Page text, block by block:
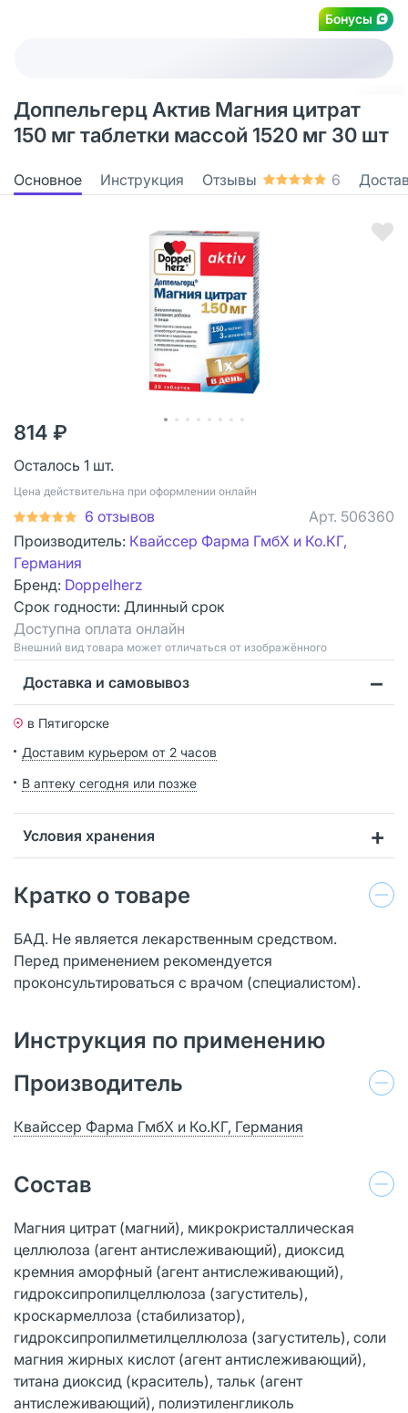
Бонусы
Доппельгерц Актив Магния цитрат
150 мг таблетки массой 1520 мг 30 шт
Основное Инструкция Отзывы 6
814 ₽
Осталось 1 шт.
Цена действительна при оформлении онлайн
6 отзывов Арт. 506360
Производитель: Квайссер Фарма ГмбХ и Ко.КГ,
Германия
Бренд: Doppelherz
Срок годности: Длинный срок
Доступна оплата онлайн
Bнешний вид товара может отличаться от изображённого
Доставка и самовывоз
в Пятигорске
Доставим курьером от 2 часов
В аптеку сегодня или позже
Условия хранения
Кратко о товаре
БАД. Не является лекарственным средством.
Перед применением рекомендуется
проконсультироваться с врачом (специалистом).
Инструкция по применению
Производитель
Квайссер Фарма ГмбХ и Ко.КГ, Германия
Состав
Магния цитрат (магний), микрокристаллическая
целлюлоза (агент антислеживающий), диоксид
кремния аморфный (агент антислеживающий),
гидроксипропилцеллюлоза (загуститель),
кроскармеллоза (стабилизатор),
гидроксипропилметилцеллюлоза (загуститель), соли
магния жирных кислот (агент антислеживающий),
титана диоксид (краситель), тальк (агент
антислеживающий), полиэтиленгликоль